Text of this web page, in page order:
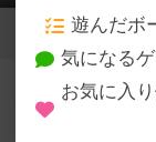
9
151名
皇帝
遊んだボ
気になる
お気に入